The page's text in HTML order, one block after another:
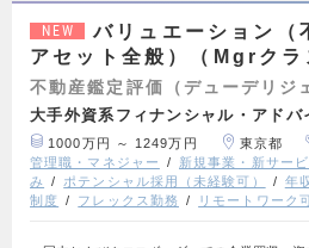
NEW
バリュエーション（
アセット全般）（Mgrクラ
不動産鑑定評価（デューデリジ
大手外資系フィナンシャル・アドバ
1000万円 ～ 1249万円 東京都
管理職・マネジャー
新規事業・新サービ
み
ポテンシャル採用（未経験可） 年
制度
フレックス勤務 リモートワーク